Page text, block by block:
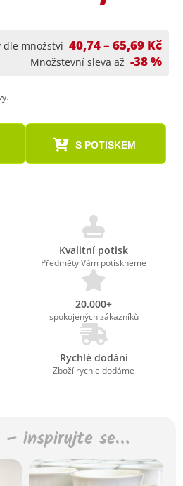
dle množství 40,74 – 65,69 Kč
Množstevní sleva až -38 %
S POTISKEM
Kvalitní potisk
Předměty Vám potiskneme
20.000+
spokojených zákazníků
Rychlé dodání
Zboží rychle dodáme
– inspirujte se…